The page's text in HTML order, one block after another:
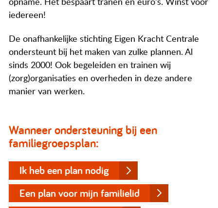
opname. Het bespaart tranen en euro’s. Winst voor
iedereen!
De onafhankelijke stichting Eigen Kracht Centrale
ondersteunt bij het maken van zulke plannen. Al
sinds 2000! Ook begeleiden en trainen wij
(zorg)organisaties en overheden in deze andere
manier van werken.
Wanneer ondersteuning bij een
familiegroepsplan:
Ik heb een plan nodig
Een plan voor mijn familielid